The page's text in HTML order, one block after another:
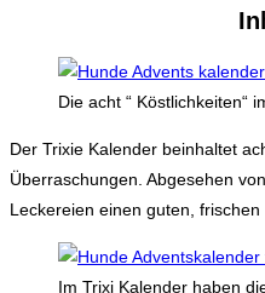
Die acht “ Köstlichkeiten“
Der Trixie Kalender beinhaltet
Überraschungen. Abgesehen
Leckereien einen guten, frischen
Im Trixi Kalender haben